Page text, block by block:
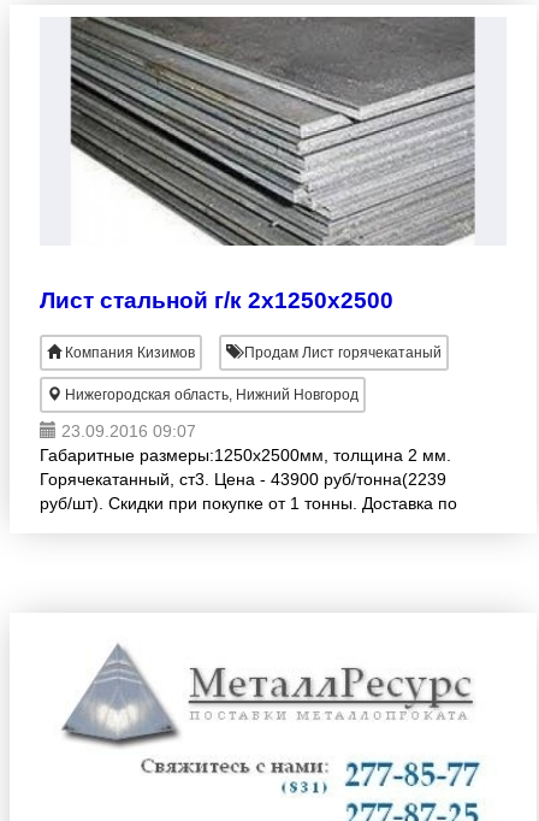
Лист стальной г/к 2х1250х2500
Компания Кизимов Продам Лист горячекатаный
Нижегородская область, Нижний Новгород
23.09.2016 09:07
Габаритные размеры:1250х2500мм, толщина 2 мм.
Горячекатанный, ст3. Цена - 43900 руб/тонна(2239
руб/шт). Скидки при покупке от 1 тонны. Доставка по